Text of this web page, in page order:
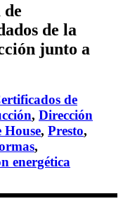
de la
junto a
de
, Dirección
House, Presto,
,
energética